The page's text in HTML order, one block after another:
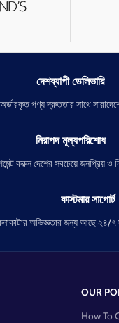
দেশব্যাপী ডেলিভারি
পণ্য দ্রুততার সাথে
নিরাপদ মূল্যপরিশোধ
করুন দেশের সবচেয়ে জনপ্রিয় ও
কাস্টমার সাপোর্ট
অভিজ্ঞতার জন্য আছে ২৪/৭
OUR
How To